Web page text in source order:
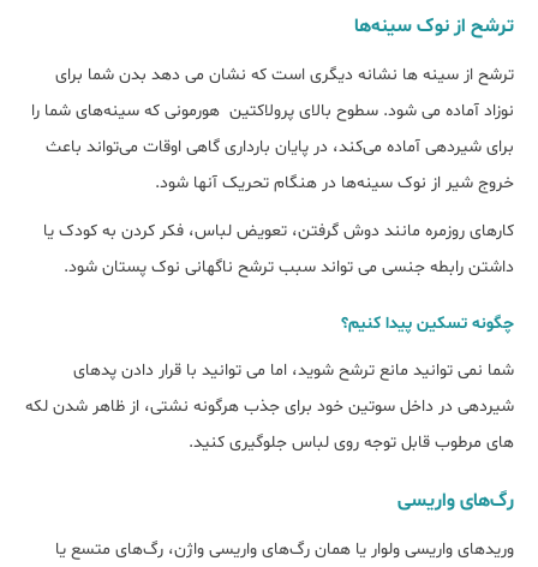
ترشح از نوک سینه‌ها
ترشح از سینه ها نشانه دیگری است که نشان می دهد بدن شما برای
نوزاد آماده می شود. سطوح بالای پرولاکتین هورمونی که سینه‌های شما را
برای شیردهی آماده می‌کند، در پایان بارداری گاهی اوقات می‌تواند باعث
خروج شیر از نوک سینه‌ها در هنگام تحریک آنها شود.
کارهای روزمره مانند دوش گرفتن، تعویض لباس، فکر کردن به کودک یا
داشتن رابطه جنسی می تواند سبب ترشح ناگهانی نوک پستان شود.
چگونه تسکین پیدا کنیم؟
شما نمی توانید مانع ترشح شوید، اما می توانید با قرار دادن پدهای
شیردهی در داخل سوتین خود برای جذب هرگونه نشتی، از ظاهر شدن لکه
های مرطوب قابل توجه روی لباس جلوگیری کنید.
رگ‌های واریسی
وریدهای واریسی ولوار یا همان رگ‌های واریسی واژن، رگ‌های متسع یا